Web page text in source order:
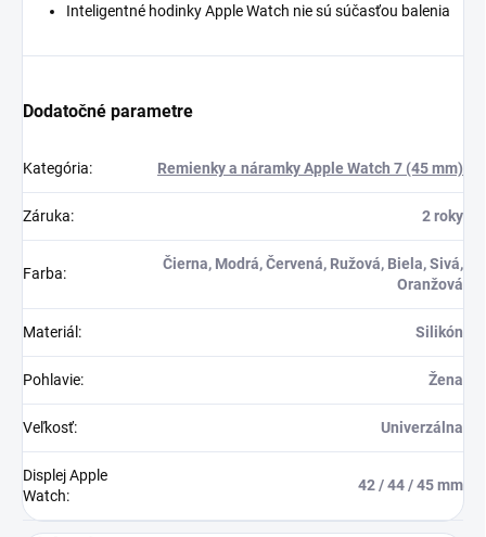
Inteligentné hodinky Apple Watch nie sú súčasťou balenia
Dodatočné parametre
Kategória: Remienky a náramky Apple Watch 7 (45 mm)
Záruka: 2 roky
Farba:
Čierna, Modrá, Červená, Ružová, Biela, Sivá,
Oranžová
Materiál : Silikón
Pohlavie: Žena
Veľkosť: Univerzálna
Displej Apple
Watch:
42 / 44 / 45 mm